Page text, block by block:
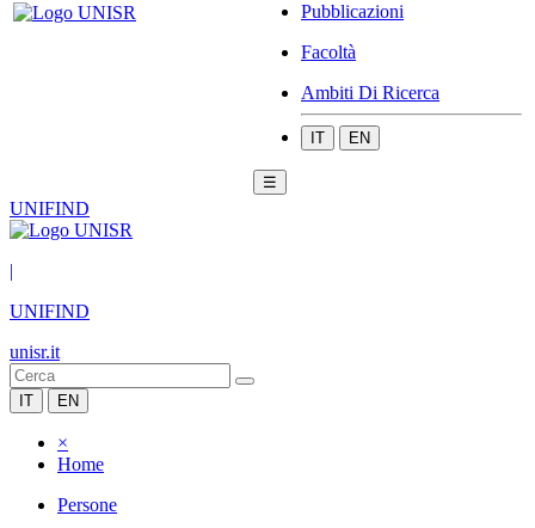
Pubblicazioni
Facoltà
Ambiti Di Ricerca
IT EN
☰
UNIFIND
|
UNIFIND
unisr.it
IT EN
×
Home
Persone